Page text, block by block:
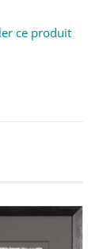
ce produit